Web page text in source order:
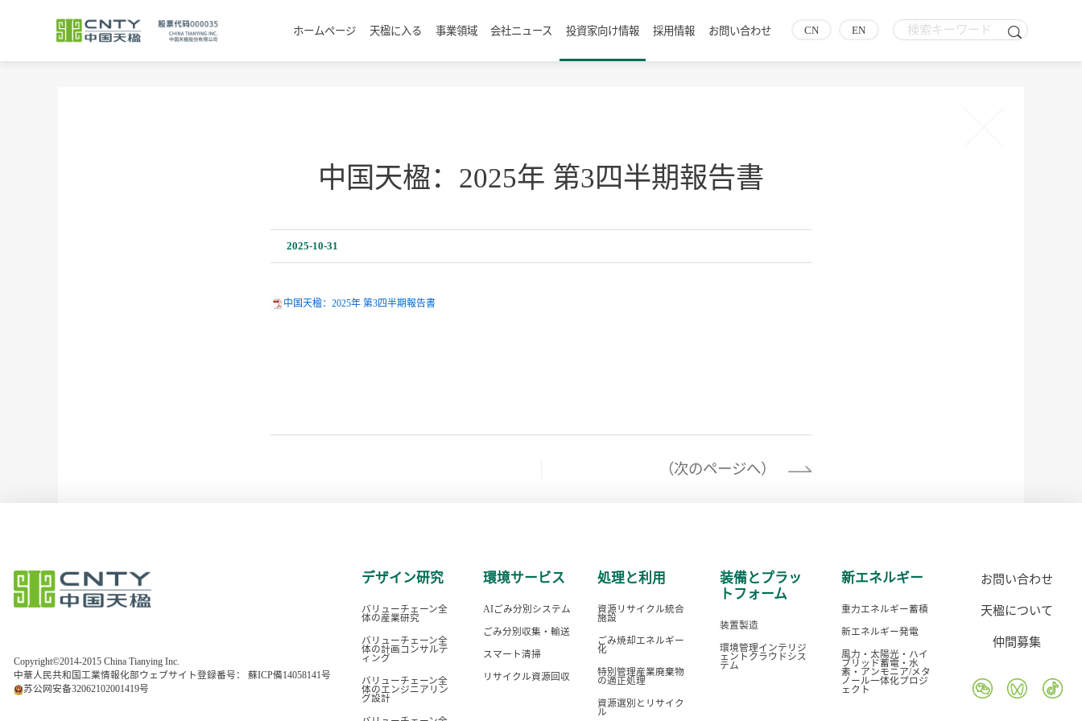
ホームページ 天楹に入る 事業領域 会社ニュース 投資家向け情報 採用情報 お問い合わせ CN EN
中国天楹：2025年 第3四半期報告書
2025-10-31
中国天楹：2025年 第3四半期報告書
（次のページへ）
Copyright©2014-2015 China Tianying Inc.
中華人民共和国工業情報化部ウェブサイト登録番号： 蘇ICP備14058141号
苏公网安备32062102001419号
デザイン研究
バリューチェーン全
体の産業研究
バリューチェーン全
体の計画コンサルテ
ィング
バリューチェーン全
体のエンジニアリン
グ設計
環境サービス
AIごみ分別システム
ごみ分別収集・輸送
スマート清掃
リサイクル資源回収
処理と利用
資源リサイクル統合
施設
ごみ焼却エネルギー
化
特別管理産業廃棄物
の適正処理
資源選別とリサイク
ル
装備とプラッ
トフォーム
装置製造
環境管理インテリジ
ェントクラウドシス
テム
新エネルギー
重力エネルギー蓄積
新エネルギー発電
風力・太陽光・ハイ
ブリッド蓄電・水
素・アンモニア/メタ
ノール一体化プロジ
ェクト
お問い合わせ
天楹について
仲間募集